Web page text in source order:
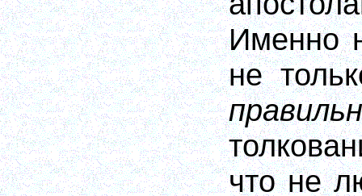
Именно
не
что не